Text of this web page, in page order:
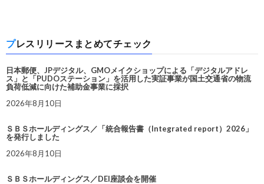
プレスリリースまとめてチェック
日本郵便、JPデジタル、GMOメイクショップによる「デジタルアドレ
ス」と「PUDOステーション」を活用した実証事業が国土交通省の物流
負荷低減に向けた補助金事業に採択
2026年8月10日
ＳＢＳホールディングス／「統合報告書（Integrated report）2026」
を発行しました
2026年8月10日
ＳＢＳホールディングス／DEI座談会を開催